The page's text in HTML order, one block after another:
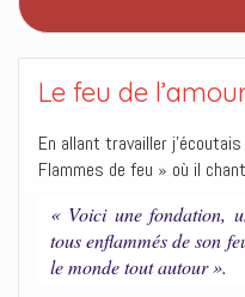
Le feu de
En allant travailler
Flammes de feu » où il
« Voici une fondation,
tous enflammés de son
le monde tout autour ».